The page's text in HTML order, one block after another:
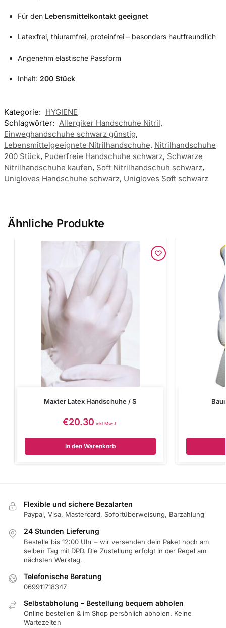
Für den Lebensmittelkontakt geeignet
Latexfrei, thiuramfrei, proteinfrei – besonders hautfreundlich
Angenehm elastische Passform
Inhalt: 200 Stück
Kategorie: HYGIENE
Schlagwörter: Allergiker Handschuhe Nitril,
Einweghandschuhe schwarz günstig,
Lebensmittelgeeignete Nitrilhandschuhe, Nitrilhandschuhe
200 Stück, Puderfreie Handschuhe schwarz, Schwarze
Nitrilhandschuhe kaufen, Soft Nitrilhandschuh schwarz,
Unigloves Handschuhe schwarz, Unigloves Soft schwarz
Ähnliche Produkte
Maxter Latex Handschuhe / S
€20.30 inkl Mwst.
In den Warenkorb
Flexible und sichere Bezalarten
Paypal, Visa, Mastercard, Sofortüberweisung, Barzahlung
24 Stunden Lieferung
Bestelle bis 12:00 Uhr – wir versenden dein Paket noch am
selben Tag mit DPD. Die Zustellung erfolgt in der Regel am
nächsten Werktag.
Telefonische Beratung
069911718347
Selbstabholung – Bestellung bequem abholen
Online bestellen & im Shop persönlich abholen. Keine
Wartezeiten